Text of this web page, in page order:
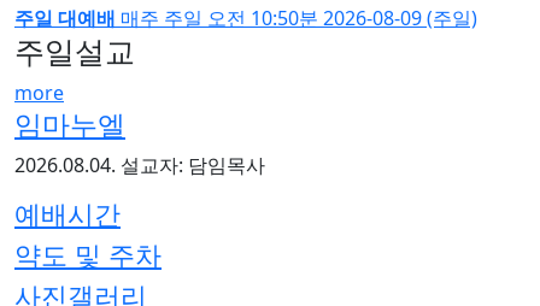
주일 대예배 매주 주일 오전 10:50분 2026-08-09 (주일)
주일설교
more
임마누엘
2026.08.04. 설교자: 담임목사
예배시간
약도 및 주차
사진갤러리